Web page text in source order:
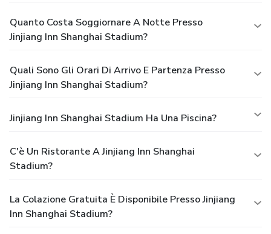
Quanto Costa Soggiornare A Notte Presso
Jinjiang Inn Shanghai Stadium?
Quali Sono Gli Orari Di Arrivo E Partenza Presso
Jinjiang Inn Shanghai Stadium?
Jinjiang Inn Shanghai Stadium Ha Una Piscina?
C'è Un Ristorante A Jinjiang Inn Shanghai
Stadium?
La Colazione Gratuita È Disponibile Presso Jinjiang
Inn Shanghai Stadium?